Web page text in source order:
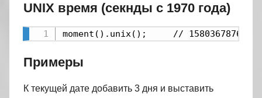
UNIX время (секнды с 1970 года)
moment().unix();     // 1580367876
Примеры
К текущей дате добавить 3 дня и выставить